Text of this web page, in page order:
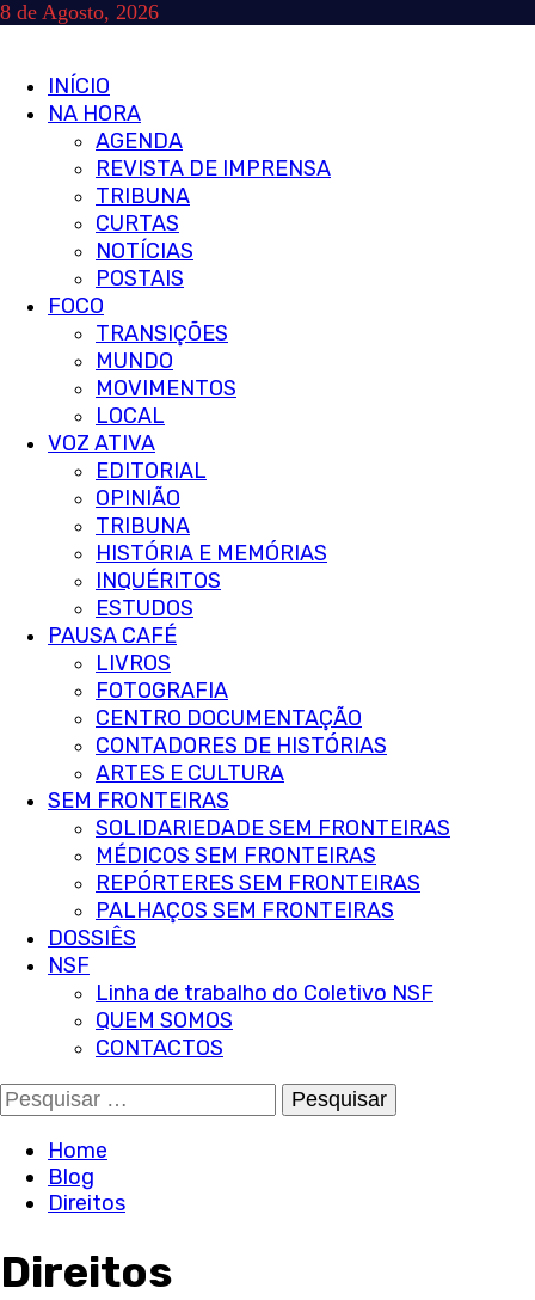
Skip
8 de Agosto, 2026
Primary
Menu
INÍCIO
NA HORA
AGENDA
REVISTA DE IMPRENSA
TRIBUNA
CURTAS
NOTÍCIAS
POSTAIS
FOCO
TRANSIÇÕES
MUNDO
MOVIMENTOS
LOCAL
VOZ ATIVA
EDITORIAL
OPINIÃO
TRIBUNA
HISTÓRIA E MEMÓRIAS
INQUÉRITOS
ESTUDOS
PAUSA CAFÉ
LIVROS
FOTOGRAFIA
CENTRO DOCUMENTAÇÃO
CONTADORES DE HISTÓRIAS
ARTES E CULTURA
SEM FRONTEIRAS
SOLIDARIEDADE SEM FRONTEIRAS
MÉDICOS SEM FRONTEIRAS
REPÓRTERES SEM FRONTEIRAS
PALHAÇOS SEM FRONTEIRAS
DOSSIÊS
NSF
Linha de trabalho do Coletivo NSF
QUEM SOMOS
CONTACTOS
Pesquisar
por:
Home
Blog
Direitos
Direitos